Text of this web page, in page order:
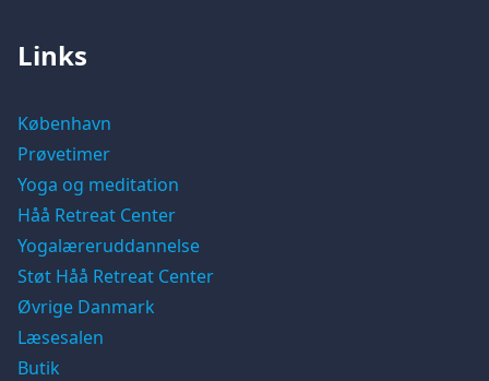
Links
København
Prøvetimer
Yoga og meditation
Håå Retreat Center
Yogalæreruddannelse
Støt Håå Retreat Center
Øvrige Danmark
Læsesalen
Butik